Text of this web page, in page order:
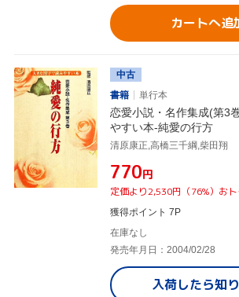
カートへ追
中古
書籍
単行本
恋愛小説・名作集成(第3
やすい本-純愛の行方
清原康正,高橋三千綱,柴田翔
¥770円
定価より2,530円（76%）おト
獲得ポイント 7P
在庫なし
発売年月日：2004/02/28
入荷したら知